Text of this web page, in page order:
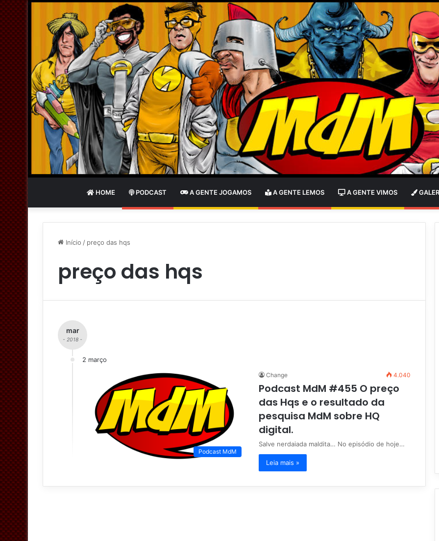
HOME PODCAST A GENTE JOGAMOS A GENTE LEMOS A GENTE VIMOS
Início / preço das hqs
preço das hqs
mar
- 2018 -
2 março
Podcast MdM
Change 4.040
Podcast MdM #455 O preço
das Hqs e o resultado da
pesquisa MdM sobre HQ
digital.
Salve nerdaiada maldita… No episódio de hoje…
Leia mais »